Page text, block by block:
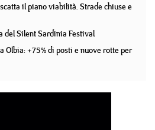
il piano viabilità. Strade chiuse e
del Silent Sardinia Festival
Olbia: +75% di posti e nuove rotte per